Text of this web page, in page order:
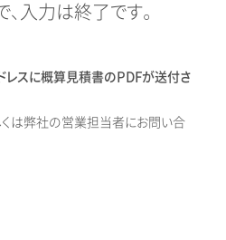
、入力は終了です。
レスに概算見積書のPDFが送付さ
くは弊社の営業担当者にお問い合